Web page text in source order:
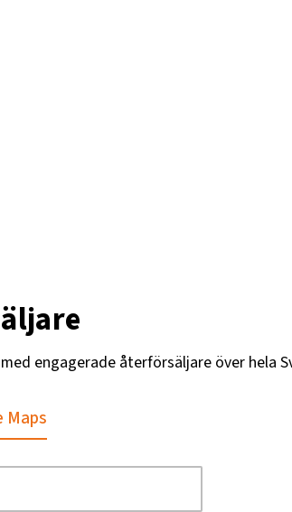
engagerade återförsäljare över hela
Maps